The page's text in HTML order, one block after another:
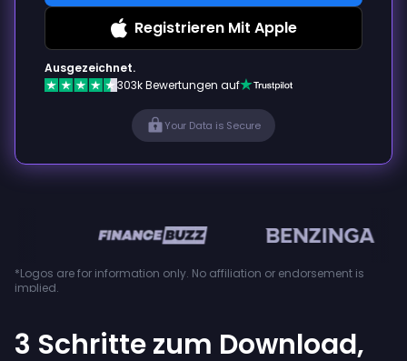
Registrieren Mit Apple
Ausgezeichnet.
303k Bewertungen auf
Your Data is Secure
*Logos are for information only. No affiliation or endorsement is
implied.
3 Schritte zum Download,